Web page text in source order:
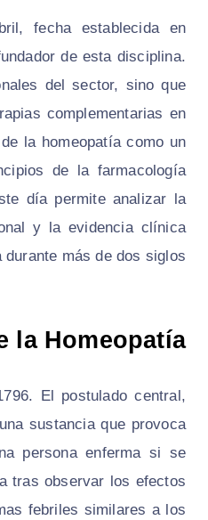
fecha establecida en
de esta disciplina.
del sector, sino que
complementarias en
la homeopatía como un
de la farmacología
día permite analizar la
y la evidencia clínica
durante más de dos siglos.
la Homeopatía
El postulado central,
sustancia que provoca
persona enferma si se
tras observar los efectos
febriles similares a los